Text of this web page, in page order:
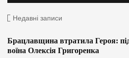
Недавні записи
Брацлавщина втратила Героя:
воїна Олексія Григоренка